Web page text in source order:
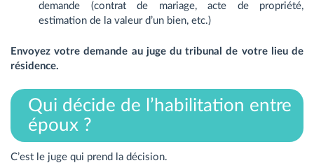
demande (contrat de mariage, acte de propriété,
estimation de la valeur d’un bien, etc.)
Envoyez votre demande au juge du tribunal de votre lieu de
résidence.
Qui décide de l’habilitation entre
époux ?
C’est le juge qui prend la décision.